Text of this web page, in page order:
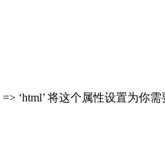
‘html’ 将这个属性设置为你